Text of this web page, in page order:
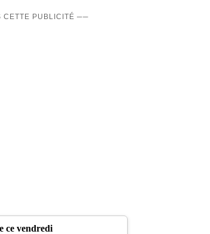
CETTE PUBLICITÉ ──
ce vendredi